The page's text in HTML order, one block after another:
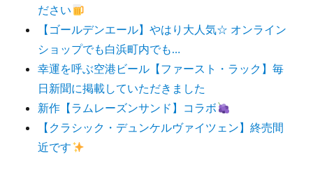
ださい
【ゴールデンエール】やはり大人気☆ オンライン
ショップでも白浜町内でも…
幸運を呼ぶ空港ビール【ファースト・ラック】毎
日新聞に掲載していただきました
新作【ラムレーズンサンド】コラボ
【クラシック・デュンケルヴァイツェン】終売間
近です